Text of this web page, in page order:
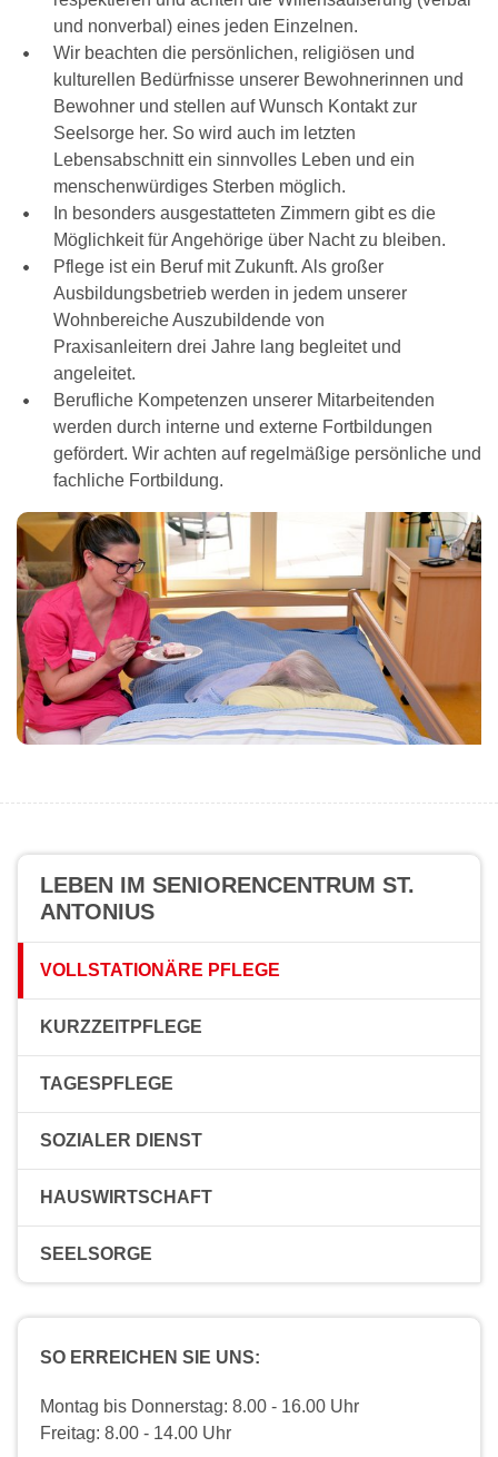
und nonverbal) eines jeden Einzelnen.
Wir beachten die persönlichen, religiösen und
kulturellen Bedürfnisse unserer Bewohnerinnen und
Bewohner und stellen auf Wunsch Kontakt zur
Seelsorge her. So wird auch im letzten
Lebensabschnitt ein sinnvolles Leben und ein
menschenwürdiges Sterben möglich.
In besonders ausgestatteten Zimmern gibt es die
Möglichkeit für Angehörige über Nacht zu bleiben.
Pflege ist ein Beruf mit Zukunft. Als großer
Ausbildungsbetrieb werden in jedem unserer
Wohnbereiche Auszubildende von
Praxisanleitern drei Jahre lang begleitet und
angeleitet.
Berufliche Kompetenzen unserer Mitarbeitenden
werden durch interne und externe Fortbildungen
gefördert. Wir achten auf regelmäßige persönliche und
fachliche Fortbildung.
LEBEN IM SENIORENCENTRUM ST.
ANTONIUS
VOLLSTATIONÄRE PFLEGE
KURZZEITPFLEGE
TAGESPFLEGE
SOZIALER DIENST
HAUSWIRTSCHAFT
SEELSORGE
SO ERREICHEN SIE UNS:
Montag bis Donnerstag: 8.00 - 16.00 Uhr
Freitag: 8.00 - 14.00 Uhr